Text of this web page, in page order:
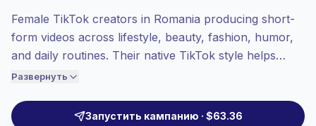
Female TikTok creators in Romania producing short-
form videos across lifestyle, beauty, fashion, humor,
and daily routines. Their native TikTok style helps
brands test relatable hooks, local trends, and
profiles ready for outreach and verified engagement.
Развернуть
Запустить кампанию · $63.36
Высокое взаимодействие (5.8%
средний ER), заинтересованные
аудитории лучше конвертируются,
соответственно.